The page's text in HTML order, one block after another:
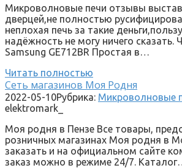
Микроволновые печи отзывы
дверцей,не полностью
неплохая печь за такие
надёжность не могу ничего сказать.
Samsung GE712BR Простая в…
Читать полностью
Сеть магазинов Моя Родня
2022-05-10Рубрика: Микроволновые
elektromark_
Моя родня в Пензе Все товары,
розничных магазинах Моя родня в
заказать и на официальном сайте
заказ можно в режиме 24/7.